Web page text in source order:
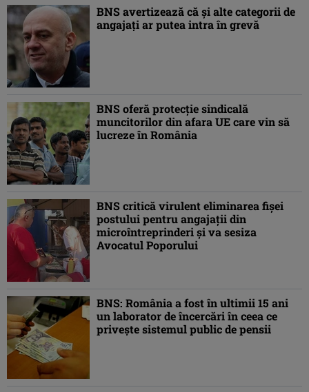
BNS avertizează că și alte categorii de
angajați ar putea intra în grevă
BNS oferă protecție sindicală
muncitorilor din afara UE care vin să
lucreze în România
BNS critică virulent eliminarea fișei
postului pentru angajații din
microîntreprinderi și va sesiza
Avocatul Poporului
BNS: România a fost în ultimii 15 ani
un laborator de încercări în ceea ce
priveşte sistemul public de pensii